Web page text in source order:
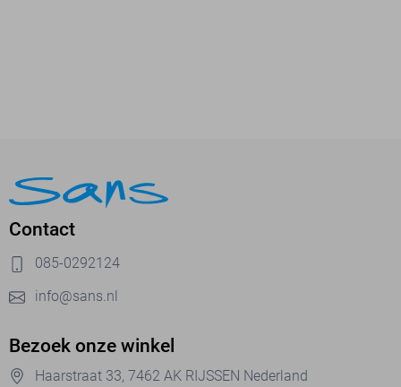
Contact
085-0292124
info@sans.nl
Bezoek onze winkel
Haarstraat 33, 7462 AK RIJSSEN Nederland